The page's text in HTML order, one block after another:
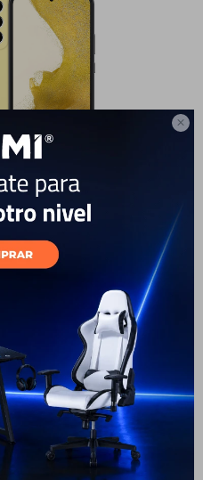

Cover es tan suave al
los costados y la parte
suave y elegante
por horas.